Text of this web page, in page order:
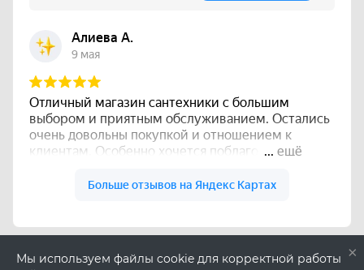
×
Мы используем файлы cookie для корректной работы